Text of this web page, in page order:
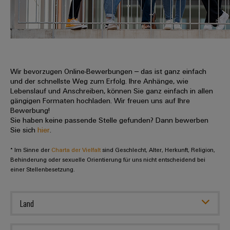
erlebbar
werden.
Datencenter
Produkte
für
Rechenzentren
–
effizient,
zuverlässig,
skalierbar
Energiespeicher
Lösungen
und
Anschlusstechnologie
DC-
u-
OS
Edge
Computing
Industrial
5G
Single
Leiterplattenklemmen
Gehäusesysteme
komponenten
Kabeleinführungssysteme
und
-
komponenten
Anschlussleitungen,
Patchkabel
Fast
Delivery
Beratung
und
digitale
Planung
easyConnect
-
Ihre
uns
Promotionfahrzeug
Distribution
Info
für
unsere
Partner
Vertrieb
Weidmüller
Zahlen
Unser
Vorstand
Nachhaltigkeit
Academy
People
Karriere
Stellen
für
Berufserfahrene
Für
Studierende
Werkstudententätigkeiten
Praktika
Abschlussarbeiten
Wir bevorzugen Online-Bewerbungen – das ist ganz einfach
und der schnellste Weg zum Erfolg. Ihre Anhänge, wie
Lebenslauf und Anschreiben, können Sie ganz einfach in allen
gängigen Formaten hochladen. Wir freuen uns auf Ihre
Bewerbung!
Sie haben keine passende Stelle gefunden? Dann bewerben
Sie sichhier
* Im Sinne der Charta der Vielfalt sind Geschlecht, Alter, Herkunft, Religion,
Behinderung oder sexuelle Orientierung für uns nicht entscheidend bei
einer Stellenbesetzung.
Land